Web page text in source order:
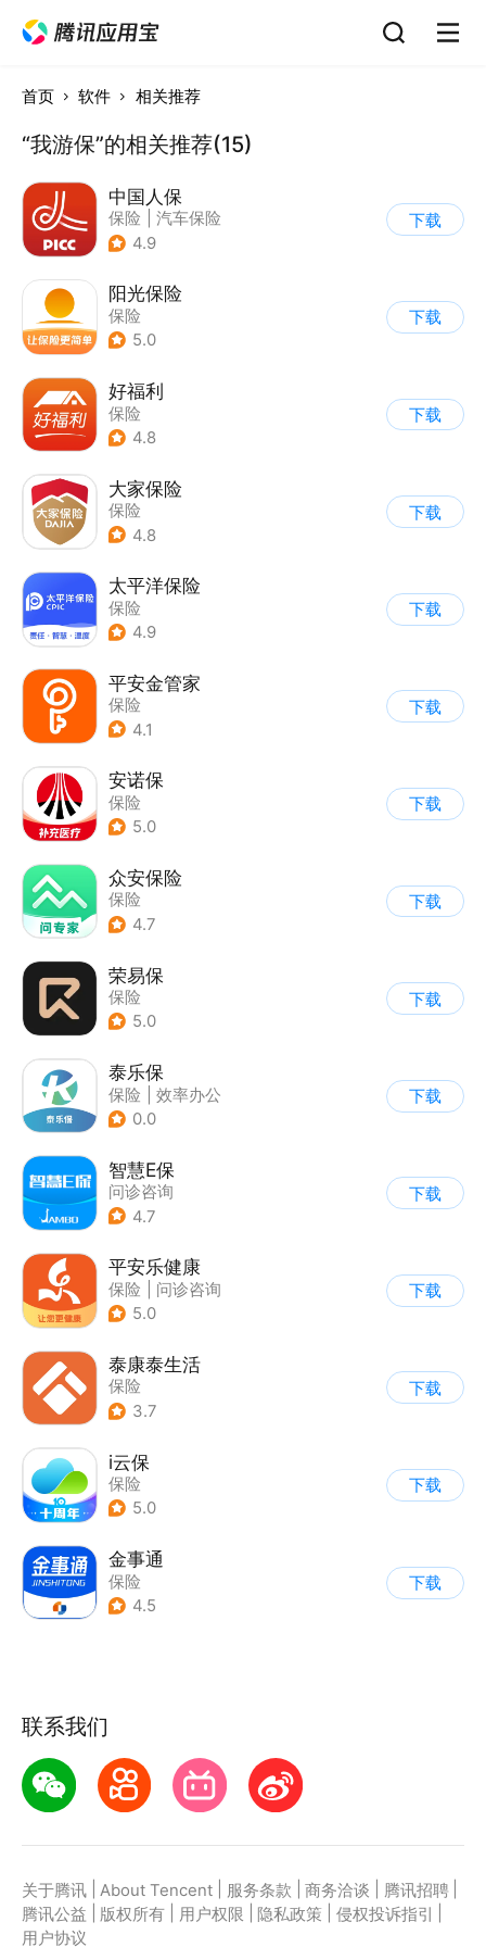
首页 软件 相关推荐
“我游保”的相关推荐(15)
中国人保
保险
汽车保险
4.9
下载
阳光保险
保险
5.0
下载
好福利
保险
4.8
下载
大家保险
保险
4.8
下载
太平洋保险
保险
4.9
下载
平安金管家
保险
4.1
下载
安诺保
保险
5.0
下载
众安保险
保险
4.7
下载
荣易保
保险
5.0
下载
泰乐保
保险
效率办公
0.0
下载
智慧E保
问诊咨询
4.7
下载
平安乐健康
保险
问诊咨询
5.0
下载
泰康泰生活
保险
3.7
下载
i云保
保险
5.0
下载
金事通
保险
4.5
下载
联系我们
关于腾讯 About Tencent 服务条款 商务洽谈 腾讯招聘
腾讯公益
版权所有 用户权限 隐私政策 侵权投诉指引
用户协议